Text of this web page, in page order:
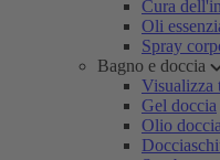
Cura
Oli
Spray
Bagno e doccia
Visualizza
Gel doccia
Olio doccia